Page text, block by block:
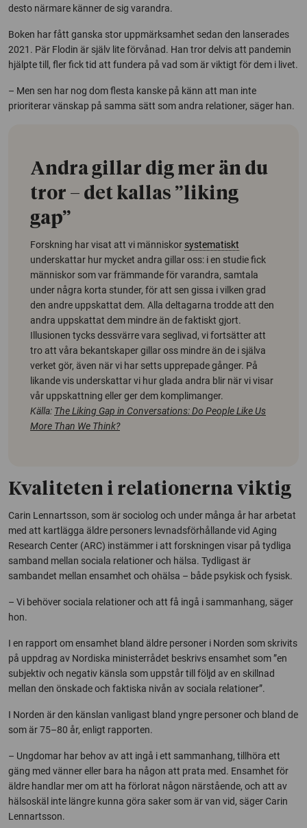
desto närmare känner de sig varandra.
Boken har fått ganska stor uppmärksamhet sedan den lanserades
2021. Pär Flodin är själv lite förvånad. Han tror delvis att pandemin
hjälpte till, fler fick tid att fundera på vad som är viktigt för dem i livet.
– Men sen har nog dom flesta kanske på känn att man inte
prioriterar vänskap på samma sätt som andra relationer, säger han.
Andra gillar dig mer än du
tror – det kallas ”liking
gap”
Forskning har visat att vi människor systematiskt
underskattar hur mycket andra gillar oss: i en studie fick
människor som var främmande för varandra, samtala
under några korta stunder, för att sen gissa i vilken grad
den andre uppskattat dem. Alla deltagarna trodde att den
andra uppskattat dem mindre än de faktiskt gjort.
Illusionen tycks dessvärre vara seglivad, vi fortsätter att
tro att våra bekantskaper gillar oss mindre än de i själva
verket gör, även när vi har setts upprepade gånger. På
likande vis underskattar vi hur glada andra blir när vi visar
vår uppskattning eller ger dem komplimanger.
Källa: The Liking Gap in Conversations: Do People Like Us
More Than We Think?
Kvaliteten i relationerna viktig
Carin Lennartsson, som är sociolog och under många år har arbetat
med att kartlägga äldre personers levnadsförhållande vid Aging
Research Center (ARC) instämmer i att forskningen visar på tydliga
samband mellan sociala relationer och hälsa. Tydligast är
sambandet mellan ensamhet och ohälsa – både psykisk och fysisk.
– Vi behöver sociala relationer och att få ingå i sammanhang, säger
hon.
I en rapport om ensamhet bland äldre personer i Norden som skrivits
på uppdrag av Nordiska ministerrådet beskrivs ensamhet som ”en
subjektiv och negativ känsla som uppstår till följd av en skillnad
mellan den önskade och faktiska nivån av sociala relationer”.
I Norden är den känslan vanligast bland yngre personer och bland de
som är 75–80 år, enligt rapporten.
– Ungdomar har behov av att ingå i ett sammanhang, tillhöra ett
gäng med vänner eller bara ha någon att prata med. Ensamhet för
äldre handlar mer om att ha förlorat någon närstående, och att av
hälsoskäl inte längre kunna göra saker som är van vid, säger Carin
Lennartsson.